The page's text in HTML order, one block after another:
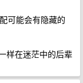
可能会有隐藏的
样在迷茫中的后辈